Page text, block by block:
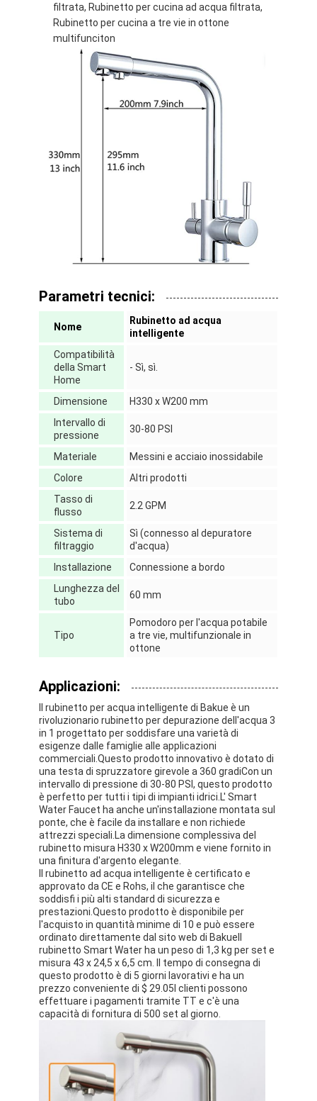
Su di noi
Contattaci
Serratura di porta della mortasa
Serratura di porta in acciaio inossidabile
handlesets della porta di entrata
Serratura di porta astuta
Serratura della porta del capanno
Hardware accessorio della porta
Manopole delle porte a cilindro
Chiusure tubolari
Serratura intelligente dell'armadietto
Rubinetto dell'acqua intelligente
articoli sanitari del bagno
Dispositivi di doccia per bagno
Accessorio da bagno
Set per gabinetti da bagno
Maniglie e manopole dei mobili
Accessori per borse di mano
Serratura a combinazione Resettable
filtrata, Rubinetto per cucina ad acqua filtrata,
Rubinetto per cucina a tre vie in ottone
multifunciton
Parametri tecnici:
Nome
Rubinetto ad acqua
intelligente
Compatibilità
della Smart
Home
- Sì, sì.
Dimensione
H330 x W200 mm
Intervallo di
pressione
30-80 PSI
Materiale
Messini e acciaio inossidabile
Colore
Altri prodotti
Tasso di
flusso
2.2 GPM
Sistema di
filtraggio
Sì (connesso al depuratore
d'acqua)
Installazione
Connessione a bordo
Lunghezza del
tubo
60 mm
Tipo
Pomodoro per l'acqua potabile
a tre vie, multifunzionale in
ottone
Applicazioni:
Il rubinetto per acqua intelligente di Bakue è un
rivoluzionario rubinetto per depurazione dell'acqua 3
in 1 progettato per soddisfare una varietà di
esigenze dalle famiglie alle applicazioni
commerciali.Questo prodotto innovativo è dotato di
una testa di spruzzatore girevole a 360 gradiCon un
intervallo di pressione di 30-80 PSI, questo prodotto
è perfetto per tutti i tipi di impianti idrici.L' Smart
Water Faucet ha anche un'installazione montata sul
ponte, che è facile da installare e non richiede
attrezzi speciali.La dimensione complessiva del
rubinetto misura H330 x W200mm e viene fornito in
una finitura d'argento elegante.
Il rubinetto ad acqua intelligente è certificato e
approvato da CE e Rohs, il che garantisce che
soddisfi i più alti standard di sicurezza e
prestazioni.Questo prodotto è disponibile per
l'acquisto in quantità minime di 10 e può essere
ordinato direttamente dal sito web di BakueIl
rubinetto Smart Water ha un peso di 1,3 kg per set e
misura 43 x 24,5 x 6,5 cm. Il tempo di consegna di
questo prodotto è di 5 giorni lavorativi e ha un
prezzo conveniente di $ 29.05I clienti possono
effettuare i pagamenti tramite TT e c'è una
capacità di fornitura di 500 set al giorno.